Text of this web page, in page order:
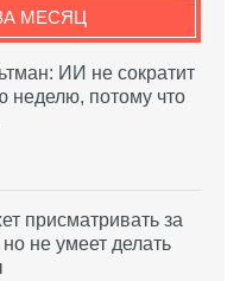
МЕСЯЦ
ИИ не сократит
неделю, потому что
присматривать за
не умеет делать